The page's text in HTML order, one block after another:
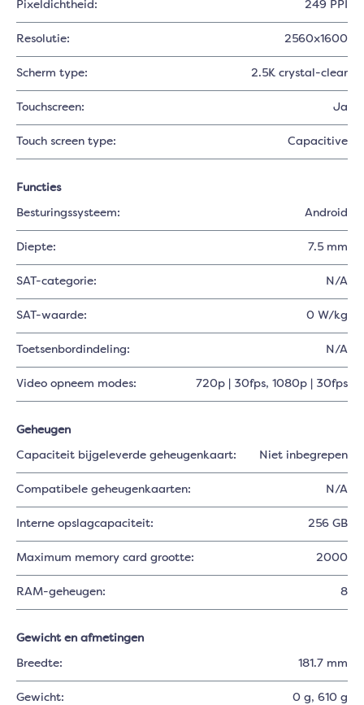
Pixeldichtheid: 249 PPI
Resolutie: 2560x1600
Scherm type: 2.5K crystal-clear
Touchscreen: Ja
Touch screen type: Capacitive
Functies
Besturingssysteem: Android
Diepte: 7.5 mm
SAT-categorie: N/A
SAT-waarde: 0 W/kg
Toetsenbordindeling: N/A
Video opneem modes: 720p | 30fps, 1080p | 30fps
Geheugen
Capaciteit bijgeleverde geheugenkaart: Niet inbegrepen
Compatibele geheugenkaarten: N/A
Interne opslagcapaciteit: 256 GB
Maximum memory card grootte: 2000
RAM-geheugen: 8
Gewicht en afmetingen
Breedte: 181.7 mm
Gewicht: 0 g, 610 g